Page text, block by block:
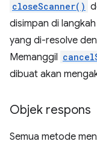
closeScanner()
disimpan di
yang di-resolve
Memanggil
dibuat akan
Objek respons
Semua metode